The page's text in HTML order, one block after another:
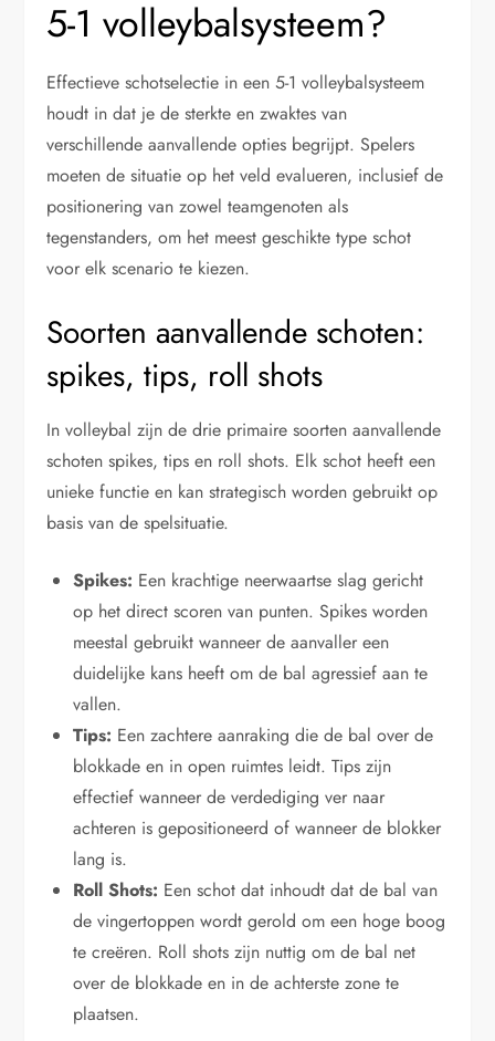
5-1 volleybalsysteem?
Effectieve schotselectie in een 5-1 volleybalsysteem
houdt in dat je de sterkte en zwaktes van
verschillende aanvallende opties begrijpt. Spelers
moeten de situatie op het veld evalueren, inclusief de
positionering van zowel teamgenoten als
tegenstanders, om het meest geschikte type schot
voor elk scenario te kiezen.
Soorten aanvallende schoten:
spikes, tips, roll shots
In volleybal zijn de drie primaire soorten aanvallende
schoten spikes, tips en roll shots. Elk schot heeft een
unieke functie en kan strategisch worden gebruikt op
basis van de spelsituatie.
Spikes: Een krachtige neerwaartse slag gericht
op het direct scoren van punten. Spikes worden
meestal gebruikt wanneer de aanvaller een
duidelijke kans heeft om de bal agressief aan te
vallen.
Tips: Een zachtere aanraking die de bal over de
blokkade en in open ruimtes leidt. Tips zijn
effectief wanneer de verdediging ver naar
achteren is gepositioneerd of wanneer de blokker
lang is.
Roll Shots: Een schot dat inhoudt dat de bal van
de vingertoppen wordt gerold om een hoge boog
te creëren. Roll shots zijn nuttig om de bal net
over de blokkade en in de achterste zone te
plaatsen.